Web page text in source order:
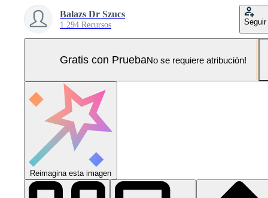
Balazs Dr Szucs
1.294 Recursos Seguir
Gratis con PruebaNo se requiere atribución!
Reimagina esta imagen